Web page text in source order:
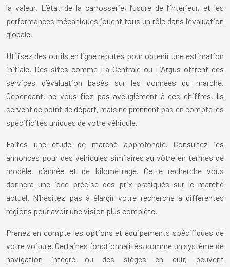
la valeur. L’état de la carrosserie, l’usure de l’intérieur, et les
performances mécaniques jouent tous un rôle dans l’évaluation
globale.
Utilisez des outils en ligne réputés pour obtenir une estimation
initiale. Des sites comme La Centrale ou L’Argus offrent des
services d’évaluation basés sur les données du marché.
Cependant, ne vous fiez pas aveuglément à ces chiffres. Ils
servent de point de départ, mais ne prennent pas en compte les
spécificités uniques de votre véhicule.
Faites une étude de marché approfondie. Consultez les
annonces pour des véhicules similaires au vôtre en termes de
modèle, d’année et de kilométrage. Cette recherche vous
donnera une idée précise des prix pratiqués sur le marché
actuel. N’hésitez pas à élargir votre recherche à différentes
régions pour avoir une vision plus complète.
Prenez en compte les options et équipements spécifiques de
votre voiture. Certaines fonctionnalités, comme un système de
navigation intégré ou des sièges en cuir, peuvent